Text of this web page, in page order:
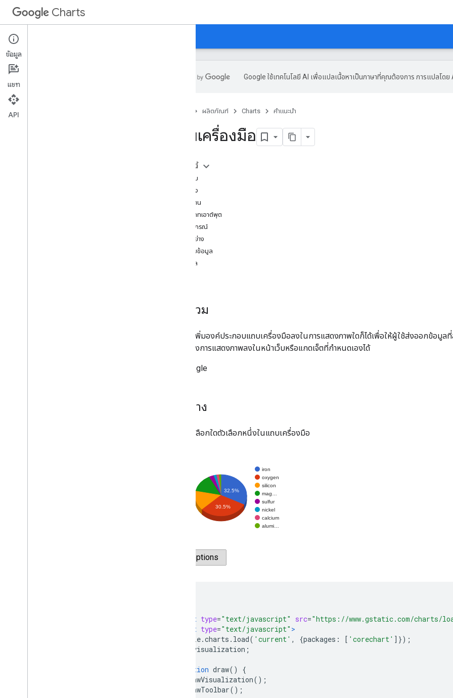
Charts
ภาพรวม
Google ใช้เทคโนโลยี AI เพื่อแปลเนื้อหาเป็นภาษาที่คุณต้องการ การแปลโด
ผลิตภัณฑ์ Charts คำแนะนำ
แถบเครื่องมือ
ในหน้านี้
ภาพรวม
ตัวอย่าง
การใช้งาน
ประเภทเอาต์พุต
ไวยากรณ์
ตัวอย่าง
นโยบายข้อมูล
การแปล
ภาพรวม
คุณอาจเพิ่มองค์ประกอบแถบเครื่องมือลงในการแสดงภาพใดก็ได้เพื่อให้ผู้ใช้ส่งออกข้อมูล
สําหรับฝังการแสดงภาพลงในหน้าเว็บหรือแกดเจ็ตที่กําหนดเองได้
โดย Google
ตัวอย่าง
เลือกตัวเลือกใดตัวเลือกหนึ่งในแถบเครื่องมือ
<script type="text/javascript" src="https://www.gstatic.com/charts/
<script type="text/javascript" >
google.charts . load( 'current' , {packages : [ 'corechart' ]});
visualization ;
function draw()
{
drawVisualization();
drawToolbar();
ข้อมูล
แชท
API